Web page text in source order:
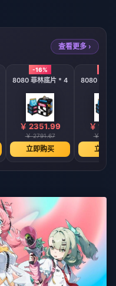
查看更多 ›
-16%
8080 菲林底片 * 4
￥ 2351.99
￥ 2791.67
立即购买
8080 菲林
￥
￥
立即